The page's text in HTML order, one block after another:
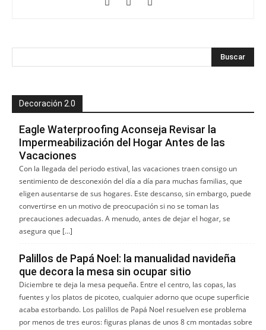
Decoración 2.0
Eagle Waterproofing Aconseja Revisar la
Impermeabilización del Hogar Antes de las
Vacaciones
Con la llegada del periodo estival, las vacaciones traen consigo un
sentimiento de desconexión del día a día para muchas familias, que
eligen ausentarse de sus hogares. Este descanso, sin embargo, puede
convertirse en un motivo de preocupación si no se toman las
precauciones adecuadas. A menudo, antes de dejar el hogar, se
asegura que […]
Palillos de Papá Noel: la manualidad navideña
que decora la mesa sin ocupar sitio
Diciembre te deja la mesa pequeña. Entre el centro, las copas, las
fuentes y los platos de picoteo, cualquier adorno que ocupe superficie
acaba estorbando. Los palillos de Papá Noel resuelven ese problema
por menos de tres euros: figuras planas de unos 8 cm montadas sobre